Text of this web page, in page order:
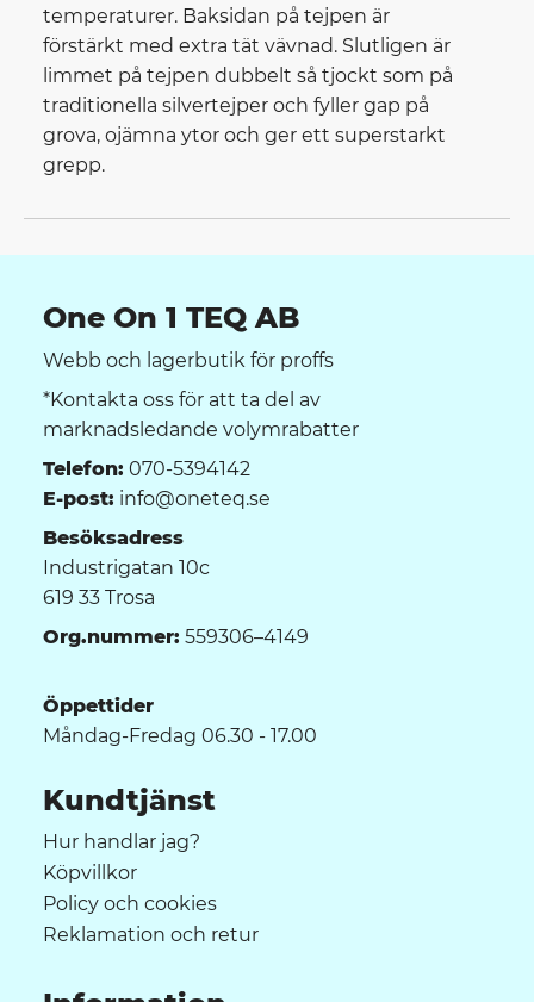
temperaturer. Baksidan på tejpen är
förstärkt med extra tät vävnad. Slutligen är
limmet på tejpen dubbelt så tjockt som på
traditionella silvertejper och fyller gap på
grova, ojämna ytor och ger ett superstarkt
grepp.
One On 1 TEQ AB
Webb och lagerbutik för proffs
*Kontakta oss för att ta del av
marknadsledande volymrabatter
Telefon: 070-5394142
E-post: info@oneteq.se
Besöksadress
Industrigatan 10c
619 33 Trosa
Org.nummer: 559306–4149
Öppettider
Måndag-Fredag 06.30 - 17.00
Kundtjänst
Hur handlar jag?
Köpvillkor
Policy och cookies
Reklamation och retur